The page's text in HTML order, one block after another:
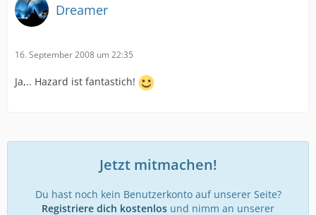
Dreamer
16. September 2008 um 22:35
Ja,.. Hazard ist fantastich!
Jetzt mitmachen!
Du hast noch kein Benutzerkonto auf unserer Seite?
Registriere dich kostenlos und nimm an unserer